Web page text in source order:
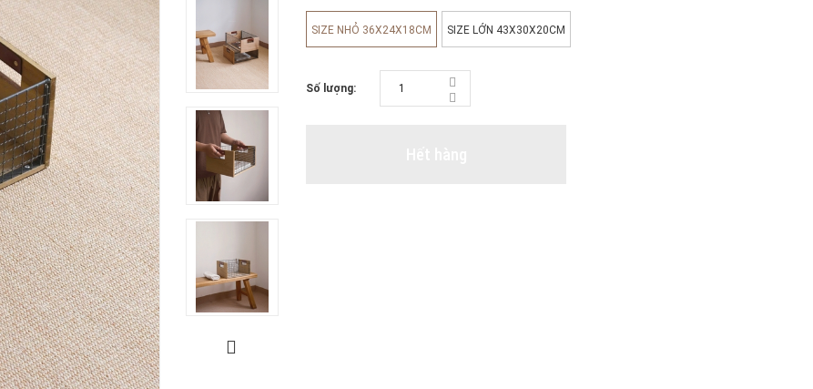
SIZE NHỎ 36X24X18CM SIZE LỚN 43X30X20CM
Số lượng: